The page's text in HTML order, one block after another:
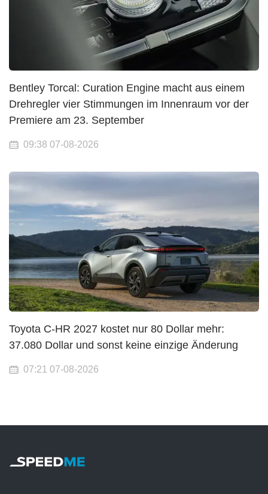
Bentley Torcal: Curation Engine macht aus einem
Drehregler vier Stimmungen im Innenraum vor der
Premiere am 23. September
09:38 07-08-2026
Toyota C-HR 2027 kostet nur 80 Dollar mehr:
37.080 Dollar und sonst keine einzige Änderung
07:21 07-08-2026